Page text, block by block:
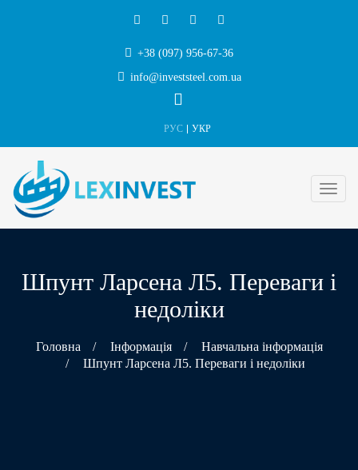
+38 (097) 956-67-36
info@investsteel.com.ua
РУС УКР
Шпунт Ларсена Л5. Переваги і
недоліки
Головна / Інформація /
Навчальна інформація
/
Шпунт Ларсена Л5. Переваги і недоліки